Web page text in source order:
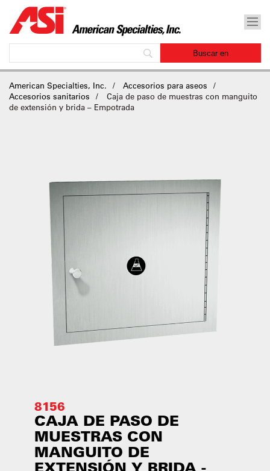
American Specialties, Inc.
Accesorios para aseos
Accesorios sanitarios
Caja de paso de muestras con manguito
de extensión y brida – Empotrada
8156
CAJA DE PASO DE
MUESTRAS CON
MANGUITO DE
EXTENSIÓN Y BRIDA -